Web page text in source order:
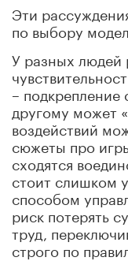
Эти
по выбору
У разных людей
–
другому может
воздействий
сюжеты про
сходятся
стоит слишком
способом
риск потерять
труд,
строго по